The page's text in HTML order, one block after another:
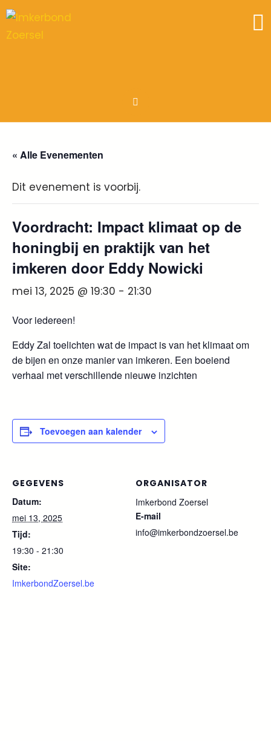
« Alle Evenementen
Dit evenement is voorbij.
Voordracht: Impact klimaat op de
honingbij en praktijk van het
imkeren door Eddy Nowicki
mei 13, 2025 @ 19:30 - 21:30
Voor iedereen!
Eddy Zal toelichten wat de impact is van het klimaat om
de bijen en onze manier van imkeren. Een boeiend
verhaal met verschillende nieuwe inzichten
Toevoegen aan kalender
GEGEVENS
Datum:
mei 13, 2025
Tijd:
19:30 - 21:30
Site:
ImkerbondZoersel.be
ORGANISATOR
Imkerbond Zoersel
E-mail
info@imkerbondzoersel.be